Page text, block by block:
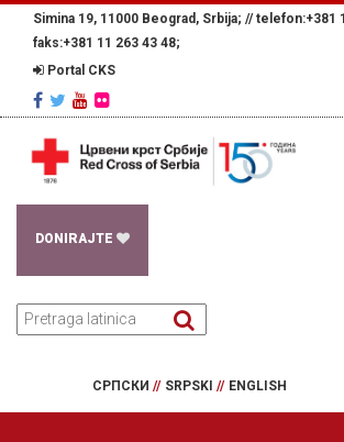
Simina 19, 11000 Beograd, Srbija; // telefon:+381
faks:+381 11 263 43 48;
Portal CKS
DONIRAJTE
СРПСКИ // SRPSKI // ENGLISH